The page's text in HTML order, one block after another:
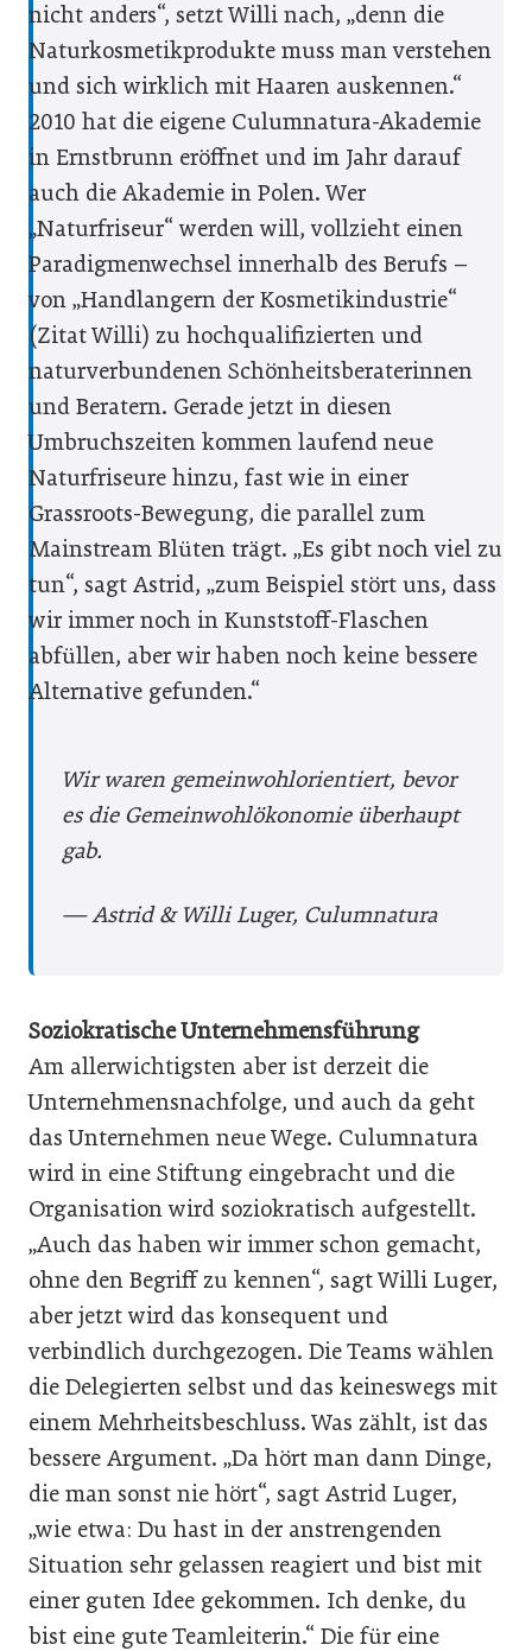
nicht anders“, setzt Willi nach, „denn die
Naturkosmetikprodukte muss man verstehen
und sich wirklich mit Haaren auskennen.“
2010 hat die eigene Culumnatura-Akademie
in Ernstbrunn eröffnet und im Jahr darauf
auch die Akademie in Polen. Wer
„Naturfriseur“ werden will, vollzieht einen
Paradigmenwechsel innerhalb des Berufs –
von „Handlangern der Kosmetikindustrie“
(Zitat Willi) zu hochqualifizierten und
naturverbundenen Schönheitsberaterinnen
und Beratern. Gerade jetzt in diesen
Umbruchszeiten kommen laufend neue
Naturfriseure hinzu, fast wie in einer
Grassroots-Bewegung, die parallel zum
Mainstream Blüten trägt. „Es gibt noch viel zu
tun“, sagt Astrid, „zum Beispiel stört uns, dass
wir immer noch in Kunststoff-Flaschen
abfüllen, aber wir haben noch keine bessere
Alternative gefunden.“
Wir waren gemeinwohlorientiert, ­bevor
es die Gemeinwohlökonomie überhaupt
gab.
— Astrid & Willi Luger, Culumnatura
Soziokratische Unternehmensführung
Am allerwichtigsten aber ist derzeit die
Unternehmensnachfolge, und auch da geht
das Unternehmen neue Wege. Culumnatura
wird in eine Stiftung eingebracht und die
Organisation wird soziokratisch aufgestellt.
„Auch das haben wir immer schon gemacht,
ohne den Begriff zu kennen“, sagt Willi Luger,
aber jetzt wird das konsequent und
verbindlich durchgezogen. Die Teams wählen
die Delegierten selbst und das keineswegs mit
einem Mehrheitsbeschluss. Was zählt, ist das
bessere Argument. „Da hört man dann Dinge,
die man sonst nie hört“, sagt Astrid Luger,
„wie etwa: Du hast in der anstrengenden
Situation sehr gelassen reagiert und bist mit
einer guten Idee gekommen. Ich denke, du
bist eine gute Teamleiterin.“ Die für eine